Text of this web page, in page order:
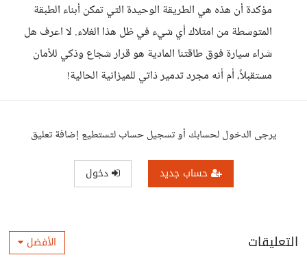
مؤكدة أن هذه هي الطريقة الوحيدة التي تمكن أبناء الطبقة
المتوسطة من امتلاك أي شيء في ظل هذا الغلاء. لا اعرف هل
شراء سيارة فوق طاقتنا المادية هو قرار شجاع وذكي للأمان
مستقبلاً، أم أنه مجرد تدمير ذاتي للميزانية الحالية!
يرجى الدخول لحسابك أو تسجيل حساب لتستطيع إضافة تعليق
حساب جديد دخول
التعليقات الأفضل